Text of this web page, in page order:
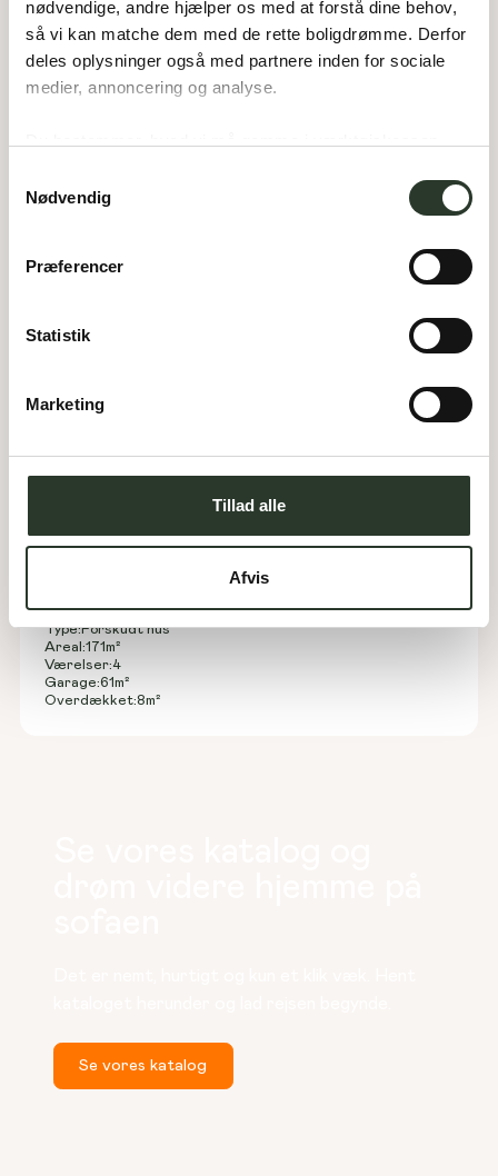
nødvendige, andre hjælper os med at forstå dine behov,
så vi kan matche dem med de rette boligdrømme. Derfor
deles oplysninger også med partnere inden for sociale
medier, annoncering og analyse.
Nødvendig
Præferencer
Statistik
Marketing
Tillad alle
Afvis
Type:Vinkelhus
Garage: 60m²
Type:Forskudt hus
Areal:171m²
Værelser:4
Garage:61m²
Overdækket:8m²
Se vores katalog